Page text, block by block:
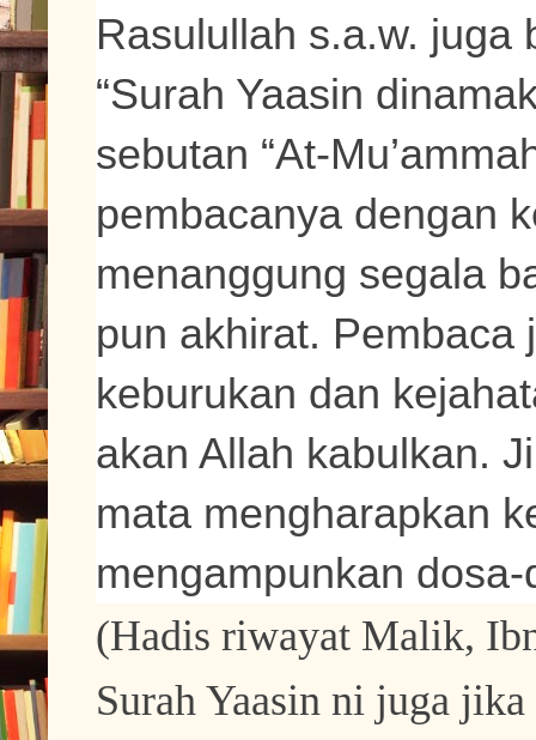
Rasulullah s.a.w. juga
“Surah Yaasin
sebutan “At-
pembacanya dengan
menanggung segala
pun akhirat. Pembaca
keburukan dan
akan Allah kabulkan.
mata mengharapkan
mengampunkan dosa-
(Hadis riwayat Malik,
Surah Yaasin ni juga